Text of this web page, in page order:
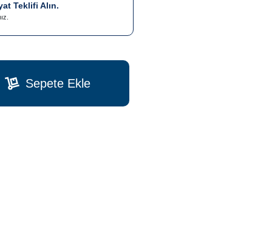
Teklifi Alın.
Sepete Ekle